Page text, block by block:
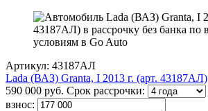
Артикул: 43187АЛ
Lada (ВАЗ) Granta, I 2013 г. (арт. 43187АЛ)
590 000 руб. Срок рассрочки:
взнос: